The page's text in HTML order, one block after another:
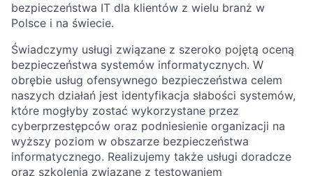
bezpieczeństwa IT dla klientów z wielu branż w
Polsce i na świecie.
Świadczymy usługi związane z szeroko pojętą oceną
bezpieczeństwa systemów informatycznych. W
obrębie usług ofensywnego bezpieczeństwa celem
naszych działań jest identyfikacja słabości systemów,
które mogłyby zostać wykorzystane przez
cyberprzestępców oraz podniesienie organizacji na
wyższy poziom w obszarze bezpieczeństwa
informatycznego. Realizujemy także usługi doradcze
oraz szkolenia związane z testowaniem